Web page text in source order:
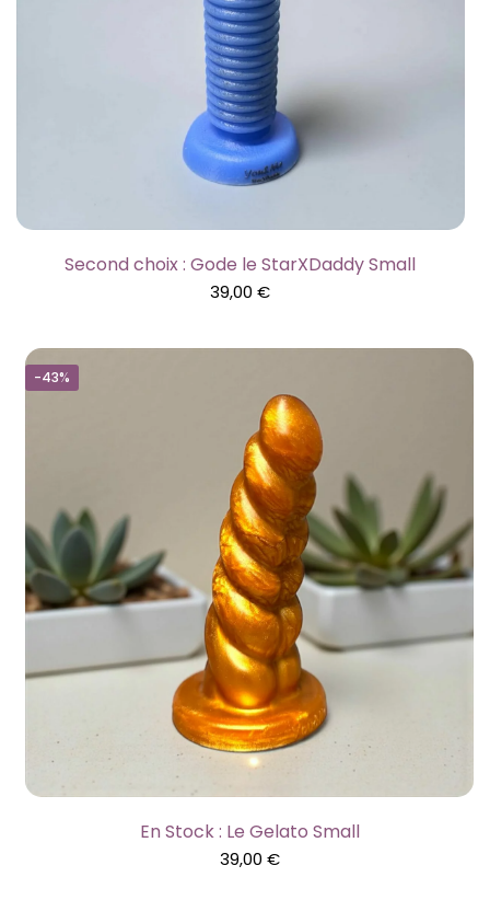
Second choix : Gode le StarXDaddy Small
39,00€
-43%
En Stock : Le Gelato Small
39,00 €